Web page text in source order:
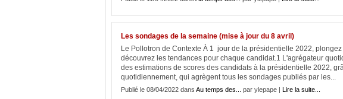
Les sondages de la semaine (mise à jour du 8 avril)
Le Pollotron de Contexte À 1 jour de la présidentielle 2022,
découvrez les tendances pour chaque candidat.1 L'agrégateur
des estimations de scores des candidats à la présidentielle 2022,
quotidiennement, qui agrègent tous les sondages publiés par les...
Publié le 08/04/2022 dans Au temps des... par ylepape | Lire la suite...